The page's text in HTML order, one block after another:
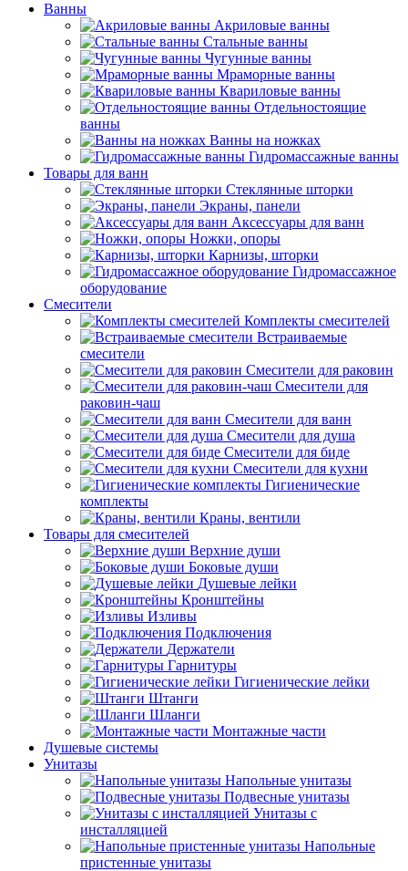
Ванны
Акриловые ванны
Стальные ванны
Чугунные ванны
Мраморные ванны
Квариловые ванны
Отдельностоящие
ванны
Ванны на ножках
Гидромассажные ванны
Товары для ванн
Стеклянные шторки
Экраны, панели
Аксессуары для ванн
Ножки, опоры
Карнизы, шторки
Гидромассажное
оборудование
Смесители
Комплекты смесителей
Встраиваемые
смесители
Смесители для раковин
Смесители для
раковин-чаш
Смесители для ванн
Смесители для душа
Смесители для биде
Смесители для кухни
Гигиенические
комплекты
Краны, вентили
Товары для смесителей
Верхние души
Боковые души
Душевые лейки
Кронштейны
Изливы
Подключения
Держатели
Гарнитуры
Гигиенические лейки
Штанги
Шланги
Монтажные части
Душевые системы
Унитазы
Напольные унитазы
Подвесные унитазы
Унитазы с
инсталляцией
Напольные
пристенные унитазы